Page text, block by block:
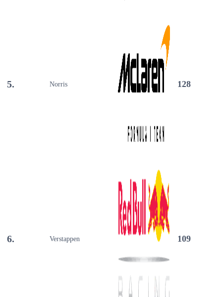
5. Norris 128
6. Verstappen 109